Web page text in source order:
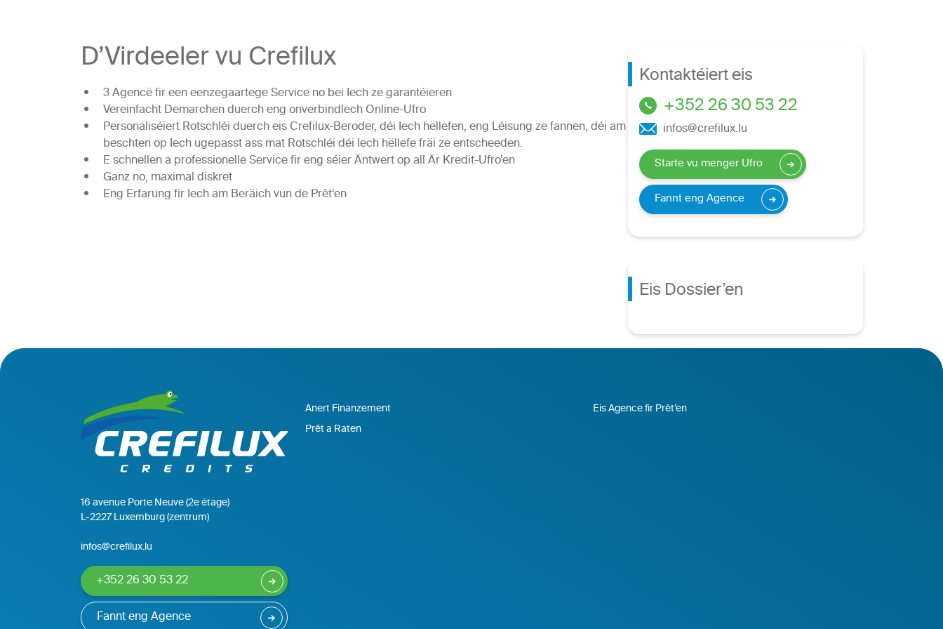
D’Virdeeler vu Crefilux
3 Agencë fir een eenzegaartege Service no bei Iech ze garantéieren
Vereinfacht Demarchen duerch eng onverbindlech Online-Ufro
Personaliséiert Rotschléi duerch eis Crefilux-Beroder, déi Iech hëllefen, eng Léisung ze fannen, déi am
beschten op Iech ugepasst ass mat Rotschléi déi Iech hëllefe fräi ze entscheeden.
E schnellen a professionelle Service fir eng séier Äntwert op all Är Kredit-Ufro’en
Ganz no, maximal diskret
Eng Erfarung fir Iech am Beräich vun de Prêt‘en
Kontaktéiert eis
+352 26 30 53 22
infos@crefilux.lu
Starte vu menger Ufro
Fannt eng Agence
Eis Dossier’en
16 avenue Porte Neuve (2e étage)
L-2227 Luxemburg (zentrum)
infos@crefilux.lu
+352 26 30 53 22
Fannt eng Agence
Anert Finanzement
Prêt a Raten
Eis Agence fir Prêt’en